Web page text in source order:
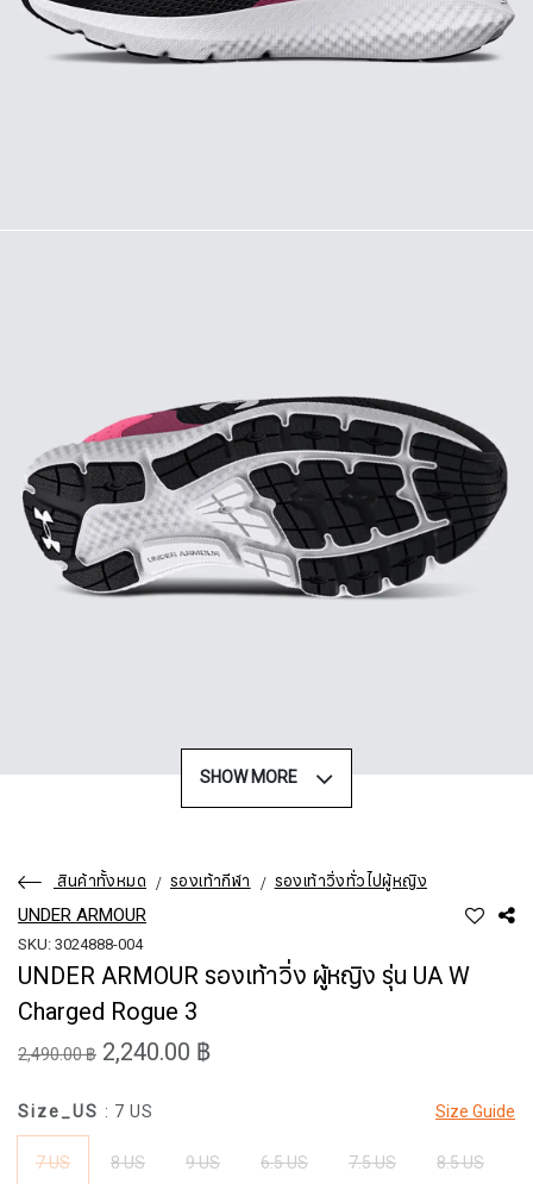
SHOW MORE
สินค้าทั้งหมด รองเท้ากีฬา รองเท้าวิ่งทั่วไปผู้หญิง
UNDER ARMOUR
SKU: 3024888-004
UNDER ARMOUR รองเท้าวิ่ง ผู้หญิง รุ่น UA W
Charged Rogue 3
2,490.00 ฿ 2,240.00 ฿
Size Guide
Size_US : 7 US
7 US 8 US 9 US 6.5 US 7.5 US 8.5 US